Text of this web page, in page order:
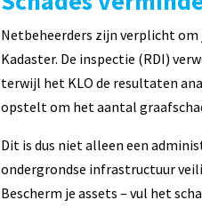
Netbeheerders zijn verplicht
Kadaster. De inspectie (RDI)
terwijl het KLO de resultaten
opstelt om het aantal
Dit is dus niet alleen een
ondergrondse infrastructuur
Bescherm je assets – vul het